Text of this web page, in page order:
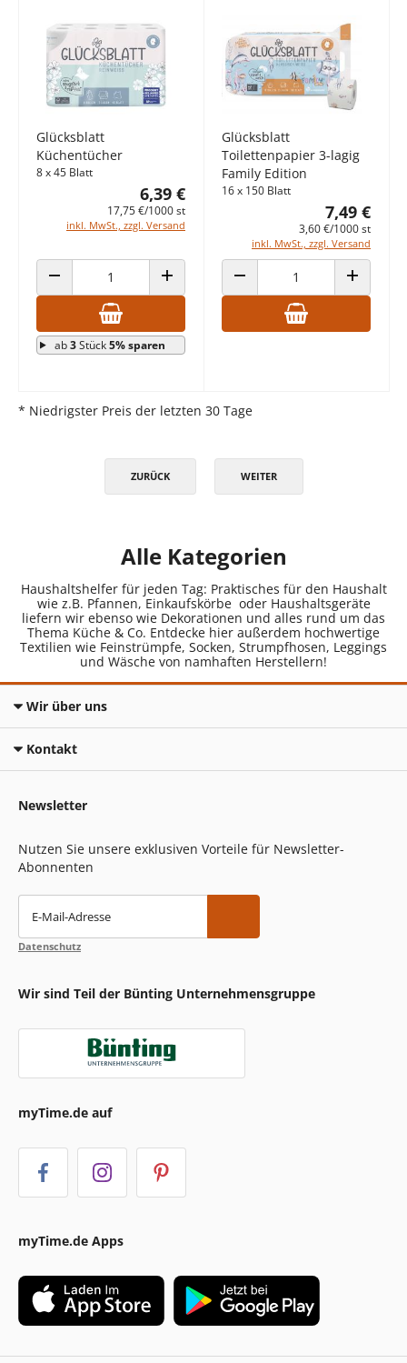
Glücksblatt
Küchentücher
8 x 45 Blatt
6,39 €
17,75 €/1000 st
inkl. MwSt., zzgl. Versand
ANZAHL VERRINGERN ANZAHL ERHÖHEN
ab3Stück5% sparen
Glücksblatt
Toilettenpapier 3-lagig
Family Edition
16 x 150 Blatt
7,49 €
3,60 €/1000 st
inkl. MwSt., zzgl. Versand
ANZAHL VERRINGERN ANZAHL
* Niedrigster Preis der letzten 30 Tage
ZURÜCK WEITER
Alle Kategorien
Haushaltshelfer für jeden Tag: Praktisches für den Haushalt
wie z.B. Pfannen, Einkaufskörbe oder Haushaltsgeräte
liefern wir ebenso wie Dekorationen und alles rund um das
Thema Küche & Co. Entdecke hier außerdem hochwertige
Textilien wie Feinstrümpfe, Socken, Strumpfhosen, Leggings
und Wäsche von namhaften Herstellern!
Wir über uns
Kontakt
Newsletter
Nutzen Sie unsere exklusiven Vorteile für Newsletter-
Abonnenten
E-Mail-Adresse
Datenschutz
Wir sind Teil der Bünting Unternehmensgruppe
myTime.de auf
myTime.de Apps